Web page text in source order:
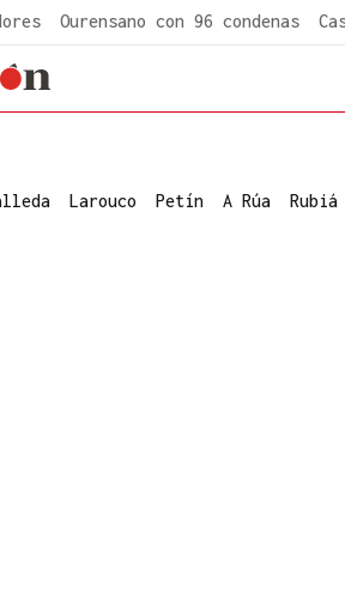
Ourensano con 96 condenas
Larouco Petín A Rúa Rubiá